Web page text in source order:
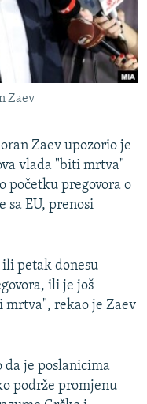
Zaev
Zaev upozorio je
vlada "biti mrtva"
početku pregovora o
sa EU, prenosi
petak donesu
ili je još
mrtva", rekao je Zaev
je poslanicima
podrže promjenu